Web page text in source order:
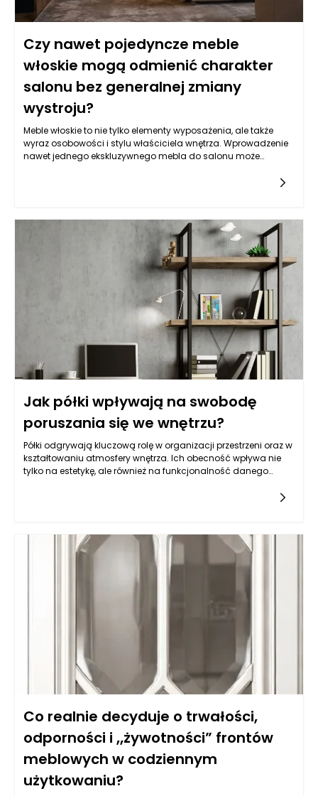
wizualnie, zamiast przypadkowego zbiorku mebli
rozstawionych w pośpiechu.
Czy nawet pojedyncze meble
włoskie mogą odmienić charakter
salonu bez generalnej zmiany
wystroju?
Meble włoskie to nie tylko elementy wyposażenia, ale także
wyraz osobowości i stylu właściciela wnętrza. Wprowadzenie
nawet jednego ekskluzywnego mebla do salonu może
doskonałej jakości wykonania i uwagi na detale, co sprawia,
atmosferę elegancji i luksusu, które przyciągają wzrok. Wiele
osób ceni sobie możliwość zmiany wyglądu swojego salonu
bez konieczności przeprowadzania generalnej metamorfozy,
a jeden dokładnie dobrany stół, sofa czy fotel mogą stać się
centralnym punktem aranżacji, jednocześnie harmonizując z
istniejącym wystrojem. Te subtelne, jakże wyrafinowane
zmiany w wystroju, mogą zatem przynieść efekty, które
przerosną najśmielsze oczekiwania.
Jak półki wpływają na swobodę
poruszania się we wnętrzu?
Półki odgrywają kluczową rolę w organizacji przestrzeni oraz w
kształtowaniu atmosfery wnętrza. Ich obecność wpływa nie
tylko na estetykę, ale również na funkcjonalność danego
półek, ich rozmiar oraz styl mają wpływ na to, jak
wykorzystujemy przestrzeń, jak czujemy się w niej i jak
Co realnie decyduje o trwałości,
odporności i „żywotności” frontów
meblowych w codziennym
użytkowaniu?